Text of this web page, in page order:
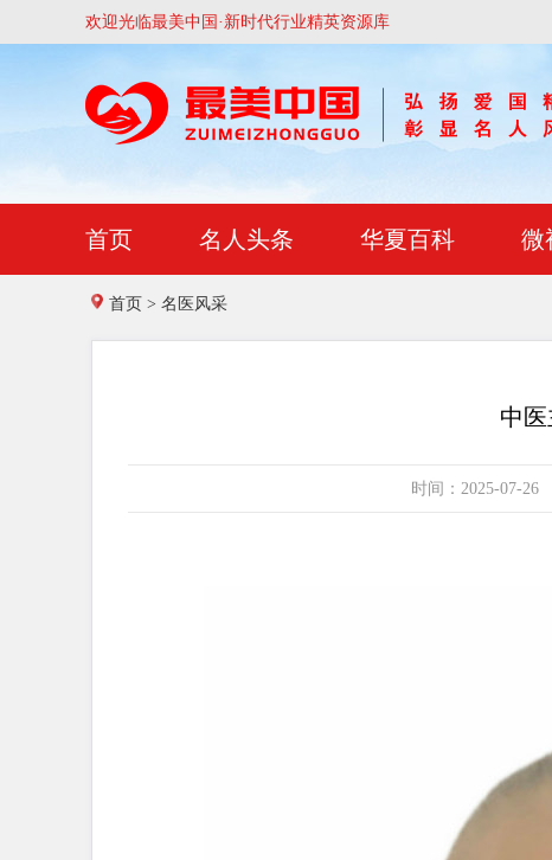
欢迎光临最美中国·新时代行业精英资源库
首页 名人头条 华夏百科 微
首页 > 名医风采
中
时间：2025-07-